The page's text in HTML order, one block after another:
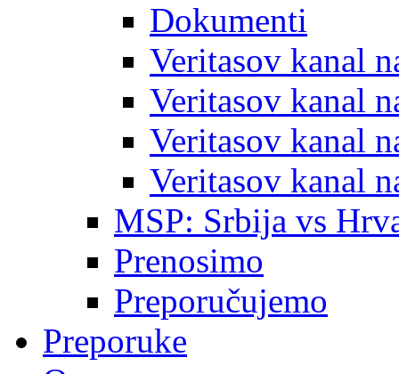
Dokumenti
Veritasov kanal
Veritasov kanal
Veritasov kanal
Veritasov kanal
MSP: Srbija vs
Prenosimo
Preporučujemo
Preporuke